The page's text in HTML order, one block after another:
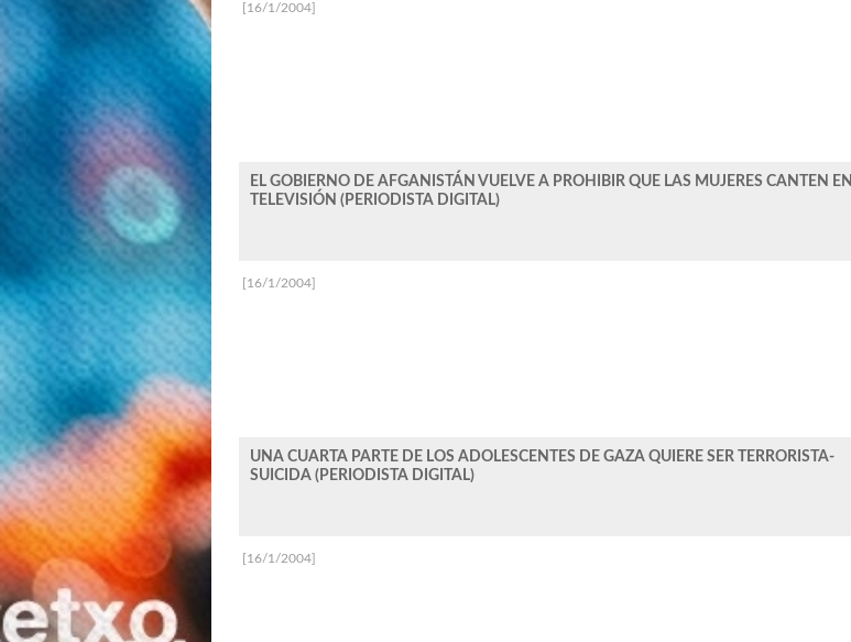
EL GOBIERNO DE AFGANISTÁN VUELVE A PROHIBIR QUE LAS MUJERES CANTEN EN
TELEVISIÓN (PERIODISTA DIGITAL)
[16/1/2004]
UNA CUARTA PARTE DE LOS ADOLESCENTES DE GAZA QUIERE SER TERRORISTA-
SUICIDA (PERIODISTA DIGITAL)
[16/1/2004]
[16/1/2004]